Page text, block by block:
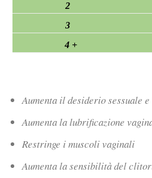
2
3
4 +
Aumenta il desiderio sessuale
Aumenta la lubrificazione
Restringe i muscoli vaginali
Aumenta la sensibilità del